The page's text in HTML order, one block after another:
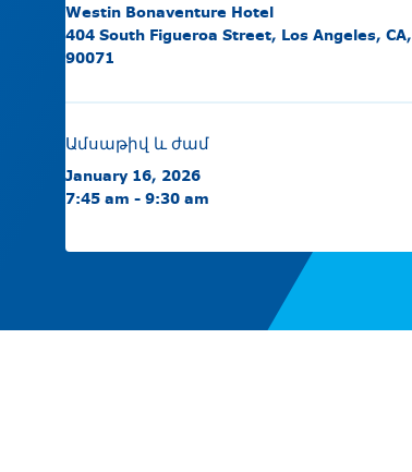
Westin Bonaventure Hotel
404 South Figueroa Street, Los Angeles, CA,
90071
Ամսաթիվ և ժամ
January 16, 2026
7:45 am - 9:30 am